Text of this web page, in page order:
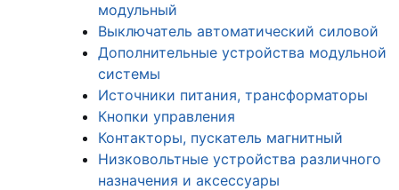
модульный
Выключатель автоматический силовой
Дополнительные устройства модульной
системы
Источники питания, трансформаторы
Кнопки управления
Контакторы, пускатель магнитный
Низковольтные устройства различного
назначения и аксессуары